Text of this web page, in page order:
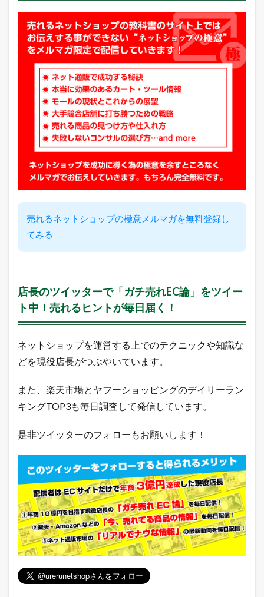
に
配
信
！
市
場
と
ヤ
ー
シ
ョ
ッ
売
れ
筋
商
2.1
楽
場
総
合
イ
ー
ラ
ン
キ
ン
グ
2.2
ヤ
フ
ー
シ
ョ
売れるネットショップの極意メルマガを無料登録し
てみる
店長のツイッターで「ガチ売れEC論」をツイー
ト中！売れるヒントが毎日届く！
ネットショップを運営する上でのテクニックや知識な
どを現役店長がつぶやいています。
また、楽天市場とヤフーショッピングのデイリーラン
キングTOP3も毎日調査して発信しています。
是非ツイッターのフォローもお願いします！